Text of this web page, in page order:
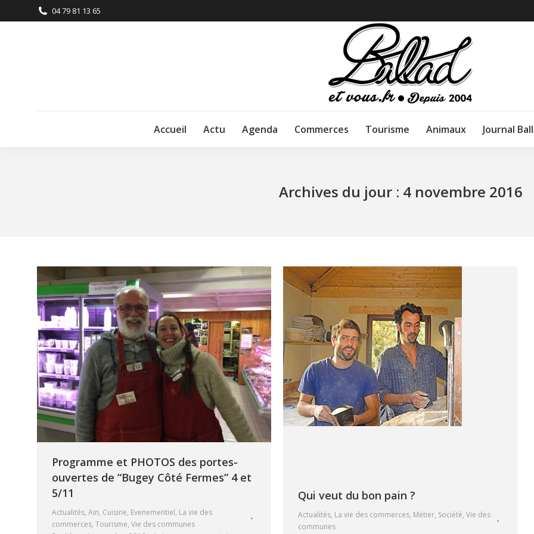
04 79 81 13 65
Accueil Actu Agenda Commerces Tourisme Animaux Journal
Archives du jour : 4 novembre 2016
Programme et PHOTOS des portes-
ouvertes de “Bugey Côté Fermes” 4 et
5/11
Actualités, Ain, Cuisine, Evenementiel, La vie des
commerces, Tourisme, Vie des communes
Qui veut du bon pain ?
Actualités, La vie des commerces, Métier, Société, Vie des
communes